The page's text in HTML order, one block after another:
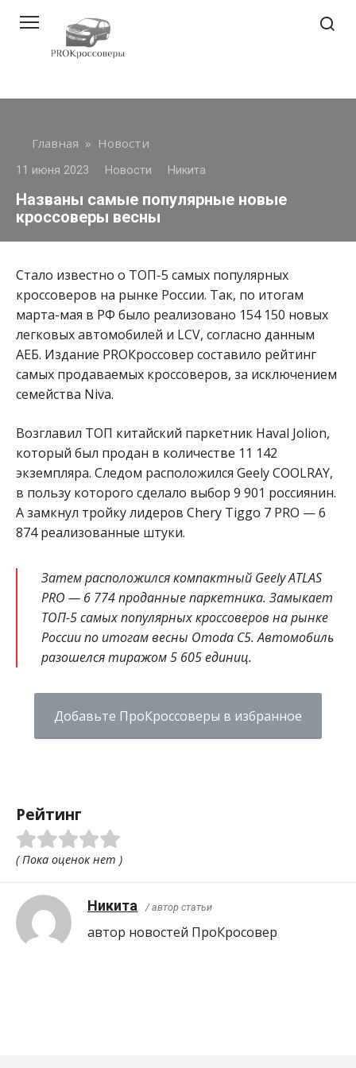
контенту
Главная » Новости
11 июня 2023 Новости Никита
Названы самые популярные новые
кроссоверы весны
Стало известно о ТОП-5 самых популярных
кроссоверов на рынке России. Так, по итогам
марта-мая в РФ было реализовано 154 150 новых
легковых автомобилей и LCV, согласно данным
АЕБ. Издание PROКроссовер составило рейтинг
самых продаваемых кроссоверов, за исключением
семейства Niva.
Возглавил ТОП китайский паркетник Haval Jolion,
который был продан в количестве 11 142
экземпляра. Следом расположился Geely COOLRAY,
в пользу которого сделало выбор 9 901 россиянин.
А замкнул тройку лидеров Chery Tiggo 7 PRO — 6
874 реализованные штуки.
Затем расположился компактный Geely ATLAS
PRO — 6 774 проданные паркетника. Замыкает
ТОП-5 самых популярных кроссоверов на рынке
России по итогам весны Omoda C5. Автомобиль
разошелся тиражом 5 605 единиц.
Добавьте ПроКроссоверы в избранное
Рейтинг
( Пока оценок нет )
Никита / автор статьи
автор новостей ПроКросовер